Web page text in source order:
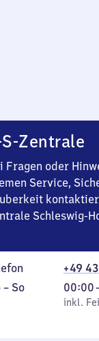
Zentrale
Fragen oder
Service,
Schleswig-
+49
– So,
inkl. Feiertage
00:00
Von
0
inkl.